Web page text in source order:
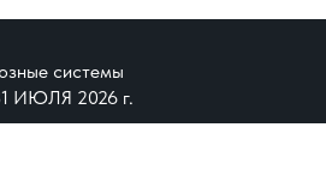
системы
ИЮЛЯ 2026 г.